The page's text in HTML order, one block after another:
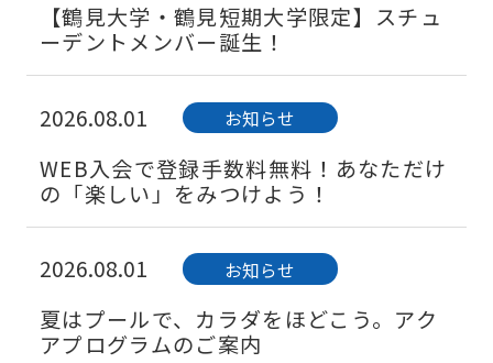
【鶴見大学・鶴見短期大学限定】スチュ
ーデントメンバー誕生！
2026.08.01 お知らせ
WEB入会で登録手数料無料！あなただけ
の「楽しい」をみつけよう！
2026.08.01 お知らせ
夏はプールで、カラダをほどこう。アク
アプログラムのご案内